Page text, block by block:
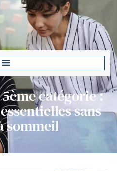
catégorie :
sans
sommeil